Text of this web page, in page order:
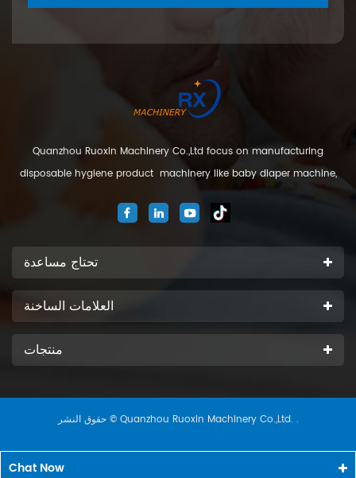
Quanzhou Ruoxin Machinery Co.,Ltd focus on manufacturing
disposable hygiene product machinery like baby diaper machine,
machine. We are located in Jinjiang city, Fujian Province, China. And
تحتاج مساعدة
العلامات الساخنة
منتجات
حقوق النشر © Quanzhou Ruoxin Machinery Co.,Ltd. .
Chat Now